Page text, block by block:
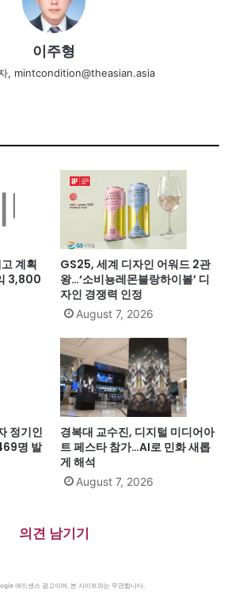
이주형
, mintcondition@theasian.asia
계획
3,800
GS25, 세계 디자인 어워드 2관
왕…‘소비뇽레몬블랑하이볼’ 디
자인 경쟁력 인정
August 7, 2026
정기인
명 발
경복대 교수진, 디지털 미디어아
트 페스타 참가…AI로 민화 새롭
게 해석
August 7, 2026
의견 남기기
애드센스 광고이며, 본 사이트와는 무관합니다.